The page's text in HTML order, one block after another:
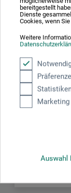
bereitgestellt
Dienste
Cookies, wenn
Weitere
Marketing
Auswahl
Hier finden
boesner